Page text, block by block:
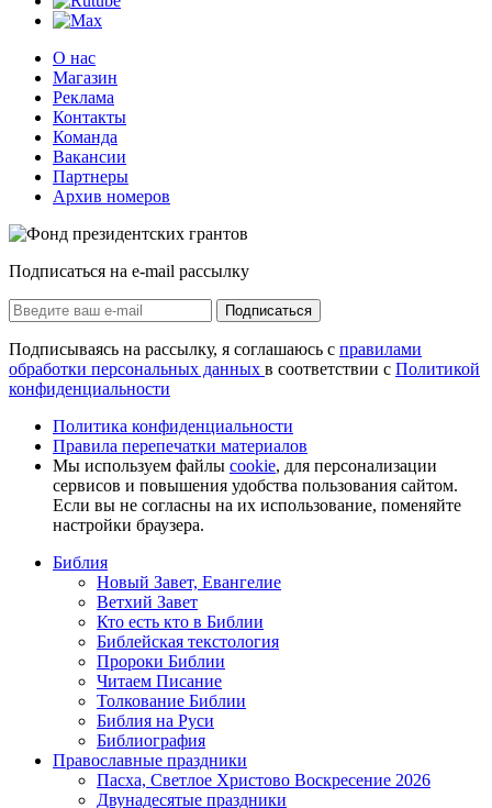
О нас
Магазин
Реклама
Контакты
Команда
Вакансии
Партнеры
Архив номеров
Подписаться на e-mail рассылку
Подписаться
Подписываясь на рассылку, я соглашаюсь с правилами
обработки персональных данных в соответствии с Политикой
конфиденциальности
Политика конфиденциальности
Правила перепечатки материалов
Мы используем файлы cookie, для персонализации
сервисов и повышения удобства пользования сайтом.
Если вы не согласны на их использование, поменяйте
настройки браузера.
Библия
Новый Завет, Евангелие
Ветхий Завет
Кто есть кто в Библии
Библейская текстология
Пророки Библии
Читаем Писание
Толкование Библии
Библия на Руси
Библиография
Православные праздники
Пасха, Светлое Христово Воскресение 2026
Двунадесятые праздники